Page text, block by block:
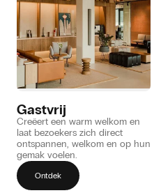
Gastvrij
Creëert een warm welkom en
laat bezoekers zich direct
ontspannen, welkom en op hun
gemak voelen.
Ontdek